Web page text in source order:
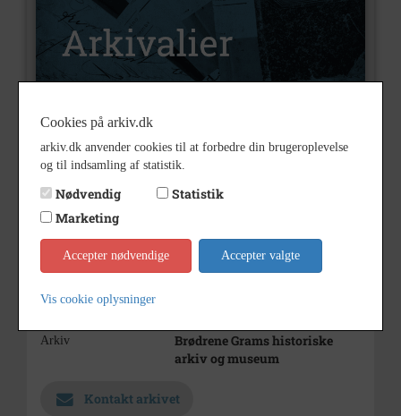
Type Arkivalier
Arkivskaber Gram
arkiv, Vojens
Kasse 76
Arkiv
Brødrene Grams historiske
arkiv og museum
Kontakt arkivet
Cookies på arkiv.dk
arkiv.dk anvender cookies til at forbedre din brugeroplevelse
og til indsamling af statistik.
Nødvendig
Statistik
Marketing
Accepter nødvendige Accepter valgte
Vis cookie oplysninger